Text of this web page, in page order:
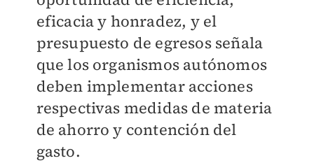
eficacia y honradez, y el
presupuesto de egresos señala
que los organismos autónomos
deben implementar acciones
respectivas medidas de materia
de ahorro y contención del
gasto.